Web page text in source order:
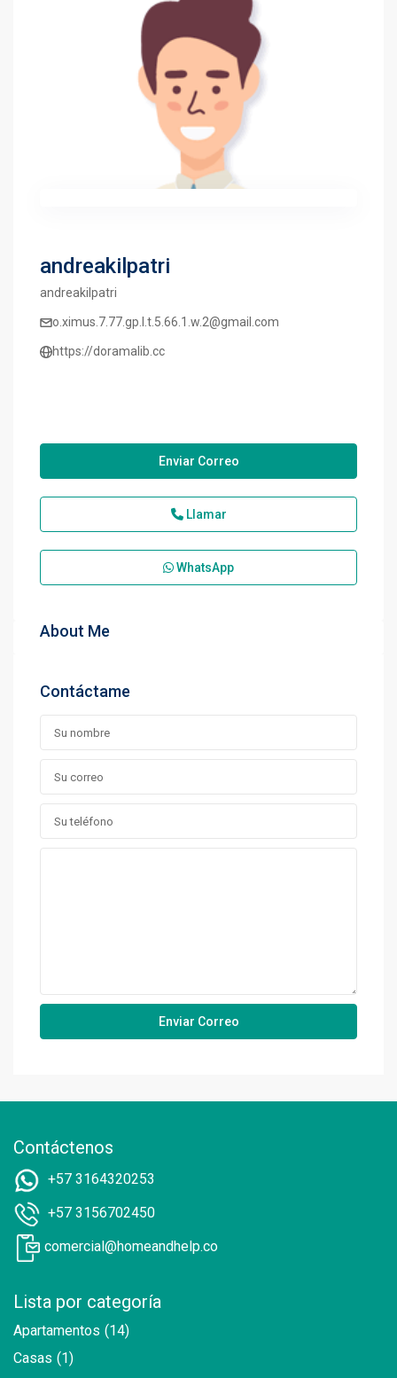
andreakilpatri
andreakilpatri
o.ximus.7.77.gp.l.t.5.66.1.w.2@gmail.com
https://doramalib.cc
Enviar Correo
Llamar
WhatsApp
About Me
Contáctame
Contáctenos
+57 3164320253
+57 3156702450
comercial@homeandhelp.co
Lista por categoría
Apartamentos (14)
Casas (1)